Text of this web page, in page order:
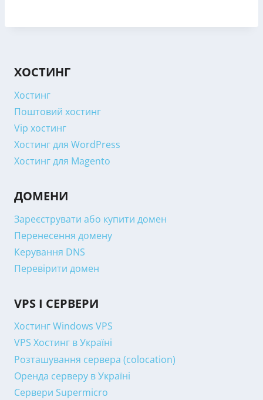
ХОСТИНГ
Хостинг
Поштовий хостинг
Vip хостинг
Хостинг для WordPress
Хостинг для Magento
ДОМЕНИ
Зареєструвати або купити домен
Перенесення домену
Керування DNS
Перевірити домен
VPS І СЕРВЕРИ
Хостинг Windows VPS
VPS Хостинг в Україні
Розташування сервера (colocation)
Оренда серверу в Україні
Сервери Supermicro